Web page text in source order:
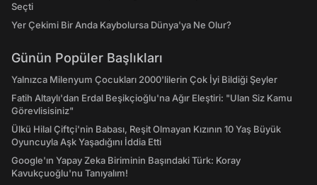
Seçti
Yer Çekimi Bir Anda Kaybolursa Dünya'ya Ne Olur?
Günün Popüler Başlıkları
Yalnızca Milenyum Çocukları 2000'lilerin Çok İyi Bildiği Şeyler
Fatih Altaylı'dan Erdal Beşikçioğlu'na Ağır Eleştiri: "Ulan Siz Kamu
Görevlisisiniz"
Ülkü Hilal Çiftçi'nin Babası, Reşit Olmayan Kızının 10 Yaş Büyük
Oyuncuyla Aşk Yaşadığını İddia Etti
Google'ın Yapay Zeka Biriminin Başındaki Türk: Koray
Kavukçuoğlu'nu Tanıyalım!